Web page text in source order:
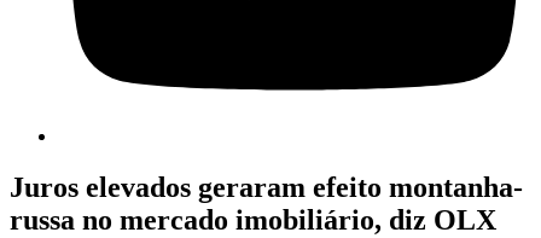
Juros elevados geraram efeito montanha-
russa no mercado imobiliário, diz OLX